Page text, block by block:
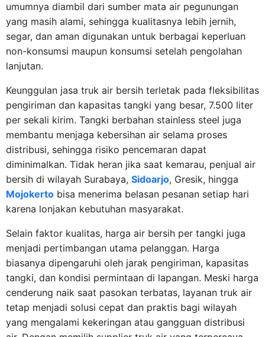
umumnya diambil dari sumber mata air pegunungan
yang masih alami, sehingga kualitasnya lebih jernih,
segar, dan aman digunakan untuk berbagai keperluan
non-konsumsi maupun konsumsi setelah pengolahan
lanjutan.
Keunggulan jasa truk air bersih terletak pada fleksibilitas
pengiriman dan kapasitas tangki yang besar, 7.500 liter
per sekali kirim. Tangki berbahan stainless steel juga
membantu menjaga kebersihan air selama proses
distribusi, sehingga risiko pencemaran dapat
diminimalkan. Tidak heran jika saat kemarau, penjual air
bersih di wilayah Surabaya, Sidoarjo, Gresik, hingga
Mojokerto bisa menerima belasan pesanan setiap hari
karena lonjakan kebutuhan masyarakat.
Selain faktor kualitas, harga air bersih per tangki juga
menjadi pertimbangan utama pelanggan. Harga
biasanya dipengaruhi oleh jarak pengiriman, kapasitas
tangki, dan kondisi permintaan di lapangan. Meski harga
cenderung naik saat pasokan terbatas, layanan truk air
tetap menjadi solusi cepat dan praktis bagi wilayah
yang mengalami kekeringan atau gangguan distribusi